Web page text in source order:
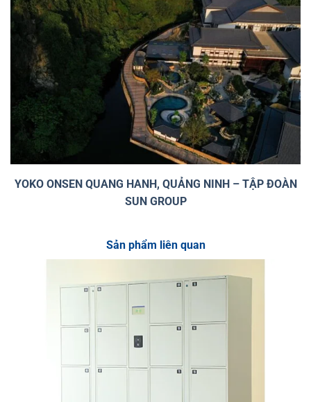
YOKO ONSEN QUANG HANH, QUẢNG NINH – TẬP ĐOÀN
SUN GROUP
Sản phẩm liên quan